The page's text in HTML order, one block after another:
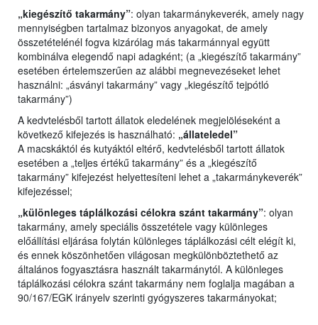
„kiegészítő takarmány”: olyan takarmánykeverék, amely nagy
mennyiségben tartalmaz bizonyos anyagokat, de amely
összetételénél fogva kizárólag más takarmánnyal együtt
kombinálva elegendő napi adagként; (a „kiegészítő takarmány”
esetében értelemszerűen az alábbi megnevezéseket lehet
használni: „ásványi takarmány” vagy „kiegészítő tejpótló
takarmány”)
A kedvtelésből tartott állatok eledelének megjelöléseként a
következő kifejezés is használható: „állateledel”
A macskáktól és kutyáktól eltérő, kedvtelésből tartott állatok
esetében a „teljes értékű takarmány” és a „kiegészítő
takarmány” kifejezést helyettesíteni lehet a „takarmánykeverék”
kifejezéssel;
„különleges táplálkozási célokra szánt takarmány”: olyan
takarmány, amely speciális összetétele vagy különleges
előállítási eljárása folytán különleges táplálkozási célt elégít ki,
és ennek köszönhetően világosan megkülönböztethető az
általános fogyasztásra használt takarmánytól. A különleges
táplálkozási célokra szánt takarmány nem foglalja magában a
90/167/EGK irányelv szerinti gyógyszeres takarmányokat;